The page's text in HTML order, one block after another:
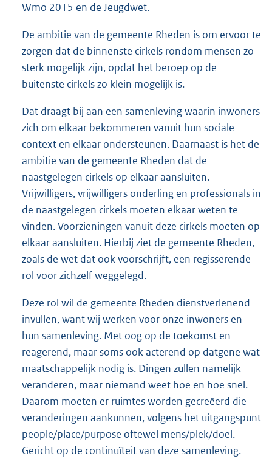
Wmo 2015 en de Jeugdwet.
De ambitie van de gemeente Rheden is om ervoor te
zorgen dat de binnenste cirkels rondom mensen zo
sterk mogelijk zijn, opdat het beroep op de
buitenste cirkels zo klein mogelijk is.
Dat draagt bij aan een samenleving waarin inwoners
zich om elkaar bekommeren vanuit hun sociale
context en elkaar ondersteunen. Daarnaast is het de
ambitie van de gemeente Rheden dat de
naastgelegen cirkels op elkaar aansluiten.
Vrijwilligers, vrijwilligers onderling en professionals in
de naastgelegen cirkels moeten elkaar weten te
vinden. Voorzieningen vanuit deze cirkels moeten op
elkaar aansluiten. Hierbij ziet de gemeente Rheden,
zoals de wet dat ook voorschrijft, een regisserende
rol voor zichzelf weggelegd.
Deze rol wil de gemeente Rheden dienstverlenend
invullen, want wij werken voor onze inwoners en
hun samenleving. Met oog op de toekomst en
reagerend, maar soms ook acterend op datgene wat
maatschappelijk nodig is. Dingen zullen namelijk
veranderen, maar niemand weet hoe en hoe snel.
Daarom moeten er ruimtes worden gecreëerd die
veranderingen aankunnen, volgens het uitgangspunt
people/place/purpose oftewel mens/plek/doel.
Gericht op de continuïteit van deze samenleving.